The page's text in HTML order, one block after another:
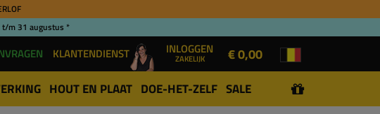
t/m 31 augustus *
KLANTENDIENST INLOGGEN
ZAKELIJK € 0,00
HOUT EN PLAAT DOE-HET-ZELF SALE